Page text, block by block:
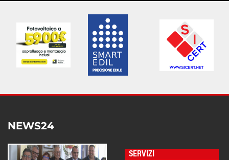
NEWS24
SERVIZI